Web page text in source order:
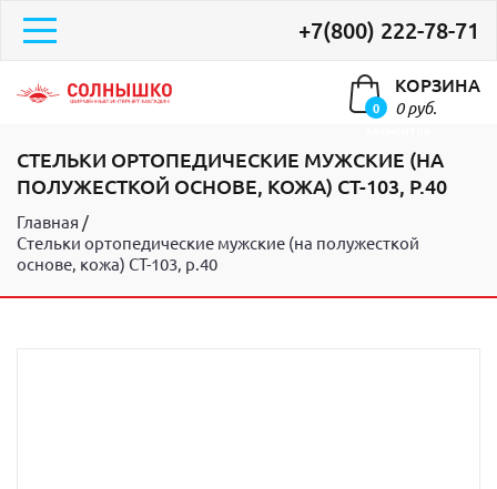
+7(800) 222-78-71
0
КОРЗИНА
0 руб.
СТЕЛЬКИ ОРТОПЕДИЧЕСКИЕ МУЖСКИЕ (НА
ПОЛУЖЕСТКОЙ ОСНОВЕ, КОЖА) СТ-103, Р.40
Главная
Стельки ортопедические мужские (на полужесткой
основе, кожа) СТ-103, р.40